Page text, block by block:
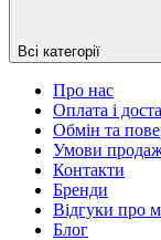
Всі категорії
Про нас
Оплата і
Обмін та
Умови
Контакти
Бренди
Відгуки про
Блог